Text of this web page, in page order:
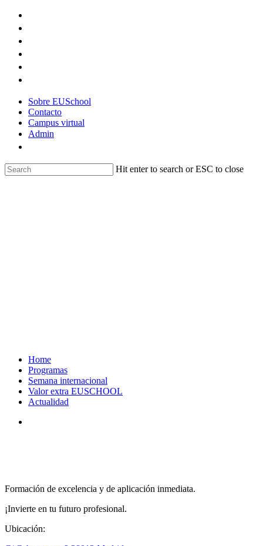
Skip
content
Sobre EUSchool
Contacto
Campus virtual
Admin
Hit enter to search or ESC to close
Home
Programas
Semana internacional
Valor extra EUSCHOOL
Actualidad
Formación de excelencia y de aplicación inmediata.
¡Invierte en tu futuro profesional.
Ubicación: